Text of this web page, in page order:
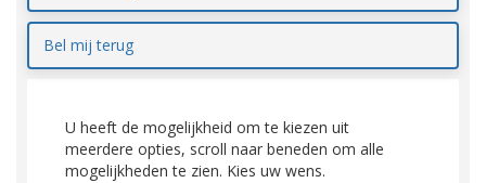
Bel mij terug
U heeft de mogelijkheid om te kiezen uit
meerdere opties, scroll naar beneden om alle
mogelijkheden te zien. Kies uw wens.